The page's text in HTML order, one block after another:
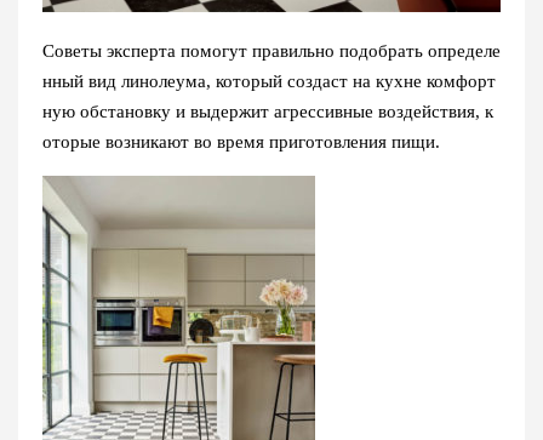
Советы эксперта помогут правильно подобрать определе
нный вид линолеума, который создаст на кухне комфорт
ную обстановку и выдержит агрессивные воздействия, к
оторые возникают во время приготовления пищи.